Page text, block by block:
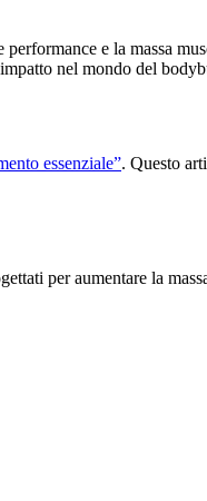
e la massa
nel mondo del
essenziale”. Questo
per aumentare la